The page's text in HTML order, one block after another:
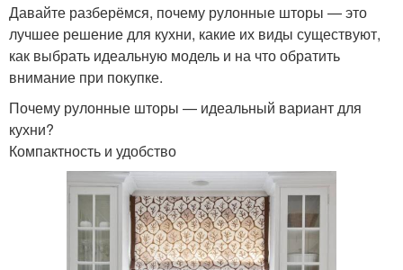
Давайте разберёмся, почему рулонные шторы — это
лучшее решение для кухни, какие их виды существуют,
как выбрать идеальную модель и на что обратить
внимание при покупке.
Почему рулонные шторы — идеальный вариант для
кухни?
Компактность и удобство